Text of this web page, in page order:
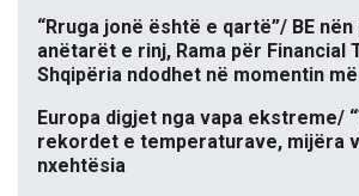
“Rruga jonë është e qartë”/ BE
anëtarët e rinj, Rama për Financial
Shqipëria ndodhet në momentin
Europa digjet nga vapa ekstreme/
rekordet e temperaturave, mijëra
nxehtësia